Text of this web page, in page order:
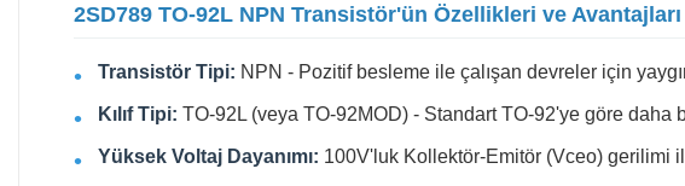
2SD789 TO-92L NPN Transistör'ün Özellikleri ve Avantajları
Transistör Tipi: NPN - Pozitif besleme ile çalışan devreler için
Kılıf Tipi: TO-92L (veya TO-92MOD) - Standart TO-92'ye göre daha
Yüksek Voltaj Dayanımı: 100V'luk Kollektör-Emitör (Vceo) gerilimi